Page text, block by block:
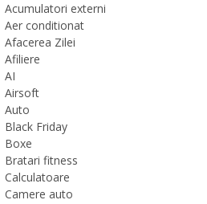
Acumulatori externi
Aer conditionat
Afacerea Zilei
Afiliere
AI
Airsoft
Auto
Black Friday
Boxe
Bratari fitness
Calculatoare
Camere auto